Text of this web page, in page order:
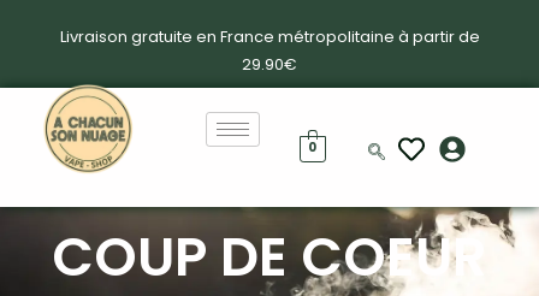
Livraison gratuite en France métropolitaine à partir de
29.90€
0
COUP DE COEUR